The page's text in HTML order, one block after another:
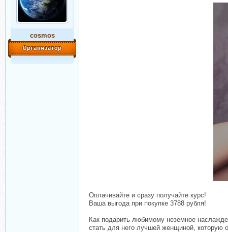
cosmos
Оплачивайте и сразу получайте курс!
Ваша выгода при покупке 3788 рубля!
Как подарить любимому неземное
стать для него лучшей женщиной, которую